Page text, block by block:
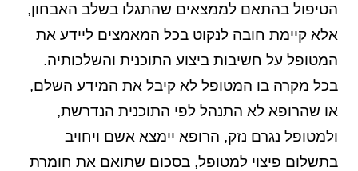
הטיפול בהתאם לממצאים שהתגלו בשלב האבחון,
אלא קיימת חובה לנקוט בכל המאמצים ליידע את
המטופל על חשיבות ביצוע התוכנית והשלכותיה.
בכל מקרה בו המטופל לא קיבל את המידע השלם,
או שהרופא לא התנהל לפי התוכנית הנדרשת,
ולמטופל נגרם נזק, הרופא יימצא אשם ויחויב
בתשלום פיצוי למטופל, בסכום שתואם את חומרת